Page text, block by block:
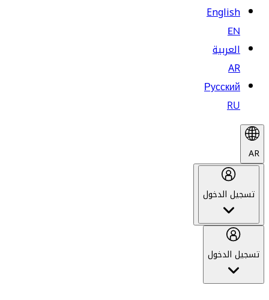
English
EN
العربية
AR
Русский
RU
AR
تسجيل الدخول
تسجيل الدخول